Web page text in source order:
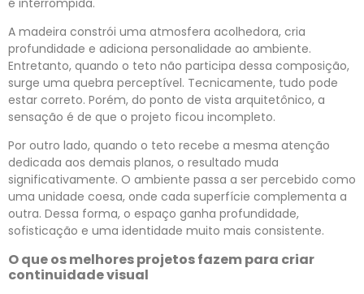
A madeira constrói uma atmosfera acolhedora, cria
profundidade e adiciona personalidade ao ambiente.
Entretanto, quando o teto não participa dessa composição,
surge uma quebra perceptível. Tecnicamente, tudo pode
estar correto. Porém, do ponto de vista arquitetônico, a
sensação é de que o projeto ficou incompleto.
Por outro lado, quando o teto recebe a mesma atenção
dedicada aos demais planos, o resultado muda
significativamente. O ambiente passa a ser percebido como
uma unidade coesa, onde cada superfície complementa a
outra. Dessa forma, o espaço ganha profundidade,
sofisticação e uma identidade muito mais consistente.
O que os melhores projetos fazem para criar
continuidade visual